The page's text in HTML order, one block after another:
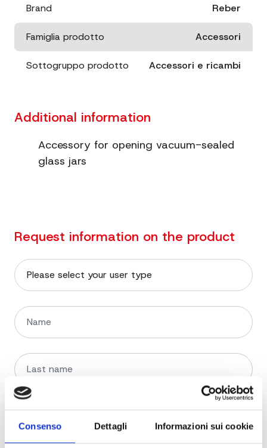
Consenso Dettagli Informazioni sui cookie
Brand Reber
Famiglia prodotto Accessori
Sottogruppo prodotto Accessori e ricambi
Additional information
Accessory for opening vacuum-sealed
glass jars
Request information on the product